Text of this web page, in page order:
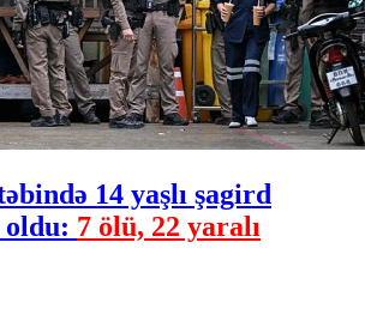
14 yaşlı şagird
oldu: 7 ölü, 22 yaralı